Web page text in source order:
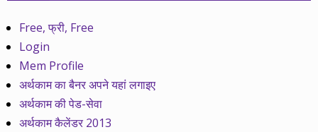
Free, फ्री, Free
Login
Mem Profile
अर्थकाम का बैनर अपने यहां लगाइए
अर्थकाम की पेड-सेवा
अर्थकाम कैलेंडर 2013